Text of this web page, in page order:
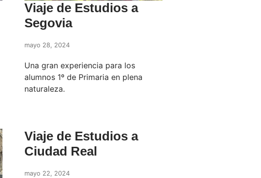
Viaje de Estudios a
Segovia
mayo 28, 2024
Una gran experiencia para los
alumnos 1º de Primaria en plena
naturaleza.
Viaje de Estudios a
Ciudad Real
mayo 22, 2024